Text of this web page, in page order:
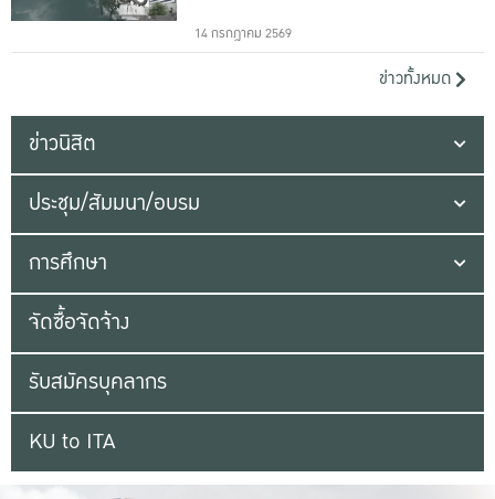
14 กรกฎาคม 2569
ข่าวทั้งหมด
ข่าวนิสิต
ประชุม/สัมมนา/อบรม
การศึกษา
จัดซื้อจัดจ้าง
รับสมัครบุคลากร
KU to ITA